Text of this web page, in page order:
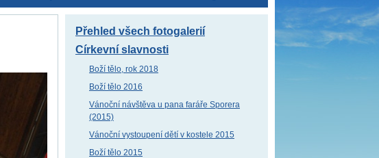
Přehled všech fotogalerií
Církevní slavnosti
Boží tělo, rok 2018
Boží tělo 2016
Vánoční návštěva u pana faráře Sporera
(2015)
Vánoční vystoupení dětí v kostele 2015
Boží tělo 2015